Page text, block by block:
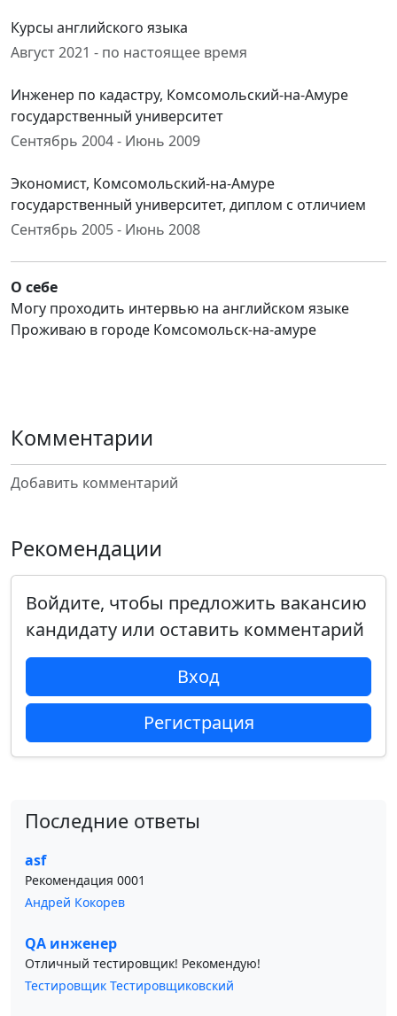
Курсы английского языка
Август 2021 - по настоящее время
Инженер по кадастру, Комсомольский-на-Амуре
государственный университет
Сентябрь 2004 - Июнь 2009
Экономист, Комсомольский-на-Амуре
государственный университет, диплом с отличием
Сентябрь 2005 - Июнь 2008
О себе
Могу проходить интервью на английском языке
Проживаю в городе Комсомольск-на-амуре
Комментарии
Добавить комментарий
Рекомендации
Войдите, чтобы предложить вакансию
кандидату или оставить комментарий
Вход
Регистрация
Последние ответы
asf
Рекомендация 0001
Андрей Кокорев
QA инженер
Отличный тестировщик! Рекомендую!
Тестировщик Тестировщиковский